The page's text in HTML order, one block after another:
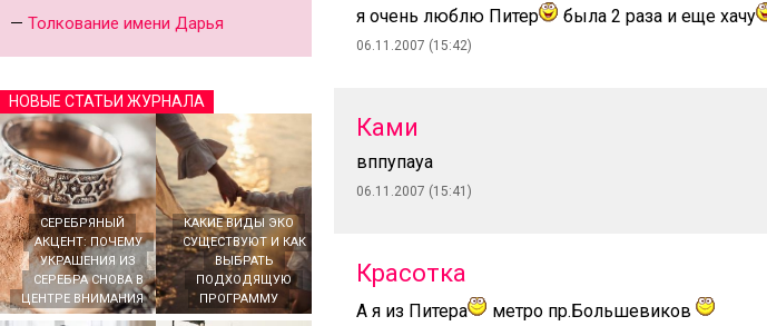
Толкование имени Дарья
НОВЫЕ СТАТЬИ ЖУРНАЛА
СЕРЕБРЯНЫЙ
АКЦЕНТ: ПОЧЕМУ
УКРАШЕНИЯ ИЗ
СЕРЕБРА СНОВА В
ЦЕНТРЕ ВНИМАНИЯ
КАКИЕ ВИДЫ ЭКО
СУЩЕСТВУЮТ И КАК
ВЫБРАТЬ
ПОДХОДЯЩУЮ
ПРОГРАММУ
я очень люблю Питер была 2 раза и еще хачу
06.11.2007 (15:42)
Ками
вппупауа
06.11.2007 (15:41)
Красотка
А я из Питера метро пр.Большевиков